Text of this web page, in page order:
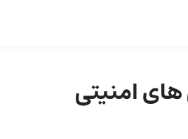
های امنیتی